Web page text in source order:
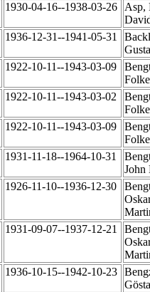
1930-04-16--1938-03-26
Asp,
1936-12-31--1941-05-31
1922-10-11--1943-03-09
1922-10-11--1943-03-02
1922-10-11--1943-03-09
1931-11-18--1964-10-31
1926-11-10--1936-12-30
1931-09-07--1937-12-21
1936-10-15--1942-10-23